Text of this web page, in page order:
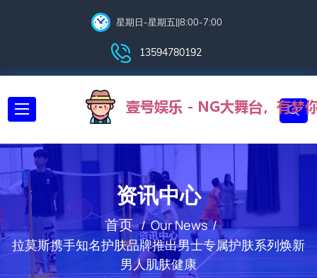
星期日-星期五||8:00-7:00
13594780192
资讯中心
首页
Our News
拉莫斯携手知名护肤品牌推出男士专属护肤系列焕新
男人肌肤健康